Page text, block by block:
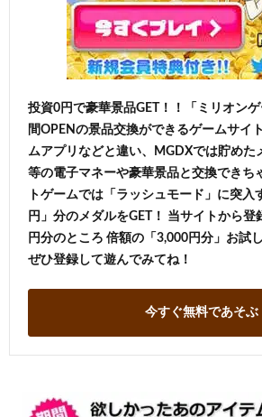
投資0円で豪華景品GET！！「ミリオン
間OPENの景品交換ができるゲームサイ
ムアプリなどと違い、MGDXでは貯めた
等の電子マネーや豪華景品と交換できち
トゲームでは「ラッシュモード」に突入
円」分のメダルをGET！ 当サイトから登
円分のところ 倍額の「3,000円分」お試
ぜひ登録して遊んでみてね！
今すぐ無料であそぶ